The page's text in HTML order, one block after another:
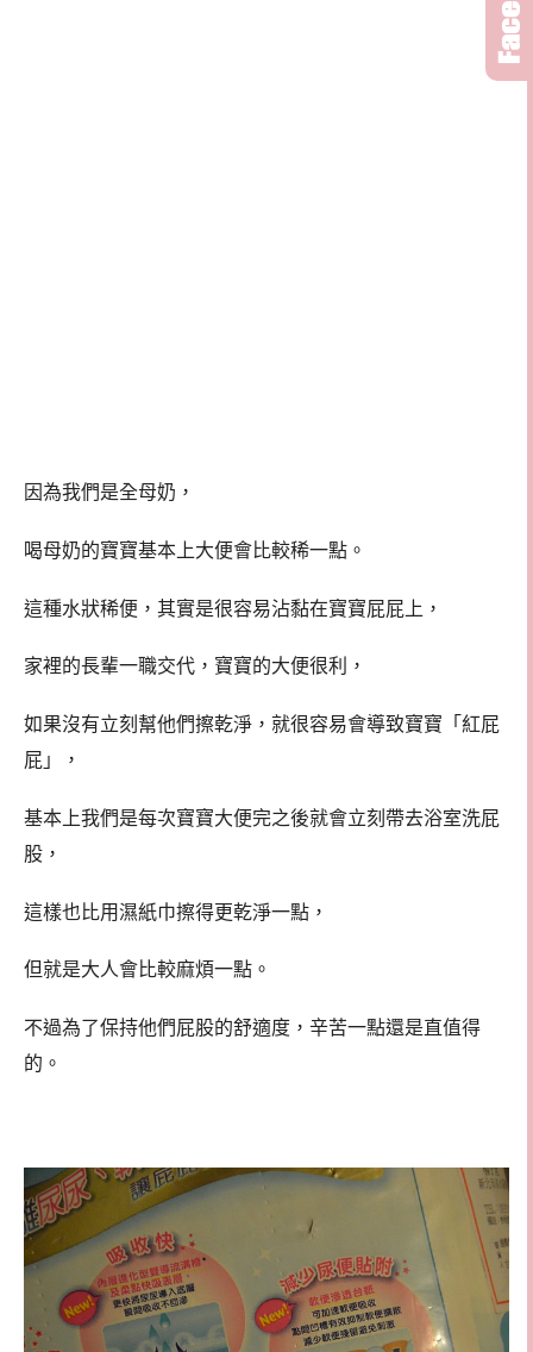
因為我們是全母奶，
喝母奶的寶寶基本上大便會比較稀一點。
這種水狀稀便，其實是很容易沾黏在寶寶屁屁上，
家裡的長輩一職交代，寶寶的大便很利，
如果沒有立刻幫他們擦乾淨，就很容易會導致寶寶「紅屁
屁」，
基本上我們是每次寶寶大便完之後就會立刻帶去浴室洗屁
股，
這樣也比用濕紙巾擦得更乾淨一點，
但就是大人會比較麻煩一點。
不過為了保持他們屁股的舒適度，辛苦一點還是直值得
的。